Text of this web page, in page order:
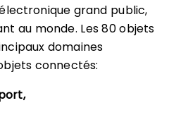
grand public,
au monde. Les 80 objets
domaines
connectés: